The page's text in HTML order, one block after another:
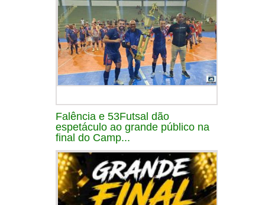
Falência e 53Futsal dão
espetáculo ao grande público na
final do Camp...